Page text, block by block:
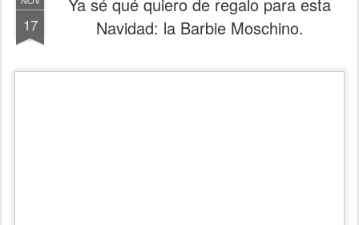
17
Navidad: la Barbie Moschino.